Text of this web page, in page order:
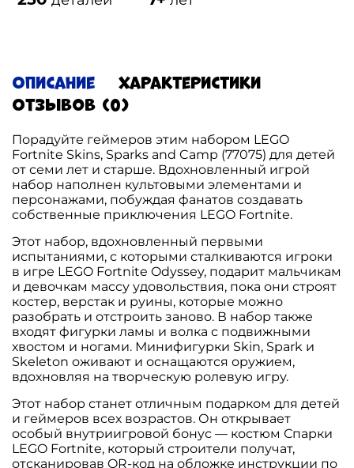
Описание
Характеристики
Отзывов (0)
Порадуйте геймеров этим набором LEGO
Fortnite Skins, Sparks and Camp (77075) для детей
от семи лет и старше. Вдохновленный игрой
набор наполнен культовыми элементами и
персонажами, побуждая фанатов создавать
собственные приключения LEGO Fortnite.
Этот набор, вдохновленный первыми
испытаниями, с которыми сталкиваются игроки
в игре LEGO Fortnite Odyssey, подарит мальчикам
и девочкам массу удовольствия, пока они строят
костер, верстак и руины, которые можно
разобрать и отстроить заново. В набор также
входят фигурки ламы и волка с подвижными
хвостом и ногами. Минифигурки Skin, Spark и
Skeleton оживают и оснащаются оружием,
вдохновляя на творческую ролевую игру.
Этот набор станет отличным подарком для детей
и геймеров всех возрастов. Он открывает
особый внутриигровой бонус — костюм Спарки
LEGO Fortnite, который строители получат,
отсканировав QR-код на обложке инструкции по